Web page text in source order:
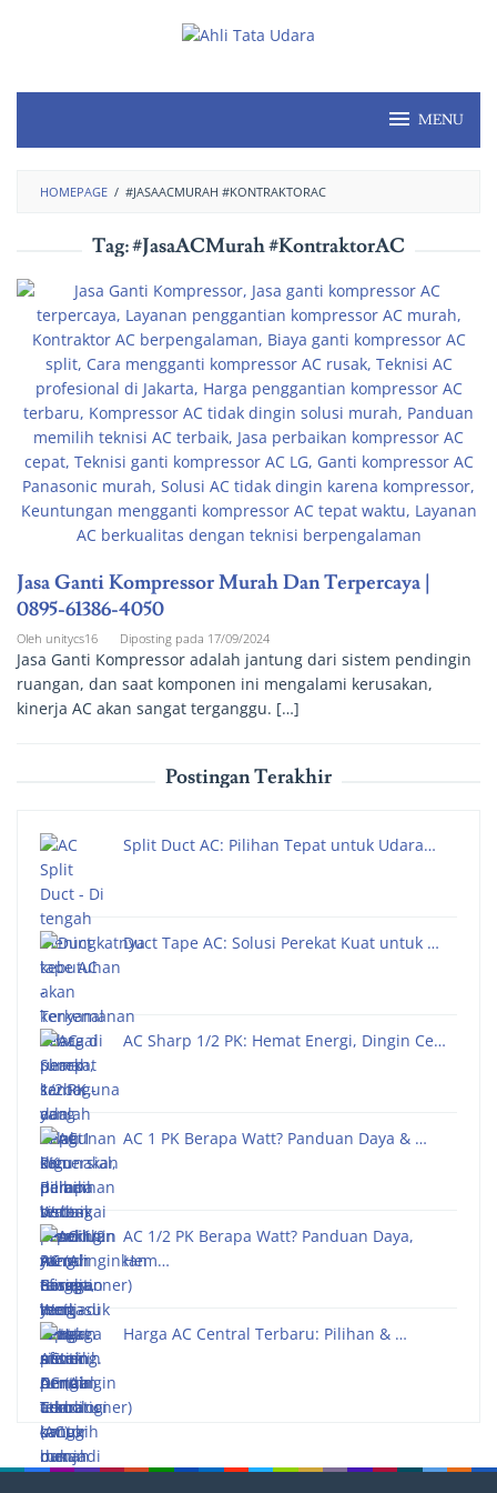
MENU
HOMEPAGE / #JASAACMURAH #KONTRAKTORAC
Tag:#JasaACMurah #KontraktorAC
Jasa Ganti Kompressor Murah Dan Terpercaya |
0895-61386-4050
Oleh unitycs16 Diposting pada 17/09/2024
Jasa Ganti Kompressor adalah jantung dari sistem pendingin
ruangan, dan saat komponen ini mengalami kerusakan,
kinerja AC akan sangat terganggu. […]
Postingan Terakhir
Split Duct AC: Pilihan Tepat untuk Udara…
Duct Tape AC: Solusi Perekat Kuat untuk …
AC Sharp 1/2 PK: Hemat Energi, Dingin Ce…
AC 1 PK Berapa Watt? Panduan Daya & …
AC 1/2 PK Berapa Watt? Panduan Daya,
Hem…
Harga AC Central Terbaru: Pilihan & …